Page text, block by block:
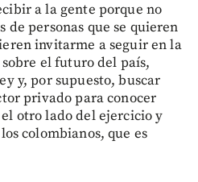
a la gente porque no
personas que se quieren
invitarme a seguir en la
el futuro del país,
y, por supuesto, buscar
privado para conocer
otro lado del ejercicio y
colombianos, que es